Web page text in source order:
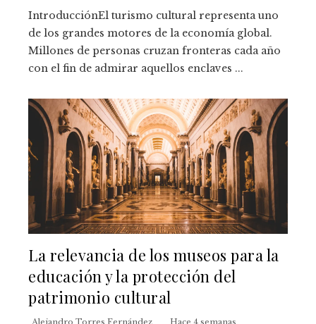
IntroducciónEl turismo cultural representa uno
de los grandes motores de la economía global.
Millones de personas cruzan fronteras cada año
con el fin de admirar aquellos enclaves ...
La relevancia de los museos para la
educación y la protección del
patrimonio cultural
Alejandro Torres Fernández Hace 4 semanas